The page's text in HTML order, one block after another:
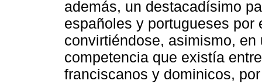
además, un destacadísimo
españoles y portugueses por
convirtiéndose, asimismo,
competencia que existía
franciscanos y dominicos,